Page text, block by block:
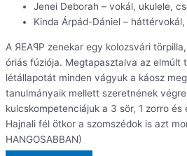
Jenei Deborah – vokál, ukulele,
Kinda Árpád-Dániel –
A ЯЕАꟼР zenekar egy kolozsvári
óriás fúziója. Megtapasztalva az elmúlt
létállapotát minden vágyuk a káosz
tanulmányaik mellett szeretnének
kulcskompetenciájuk a 3 sör, 1 zorro és
Hajnali fél ötkor a szomszédok is azt
HANGOSABBAN)